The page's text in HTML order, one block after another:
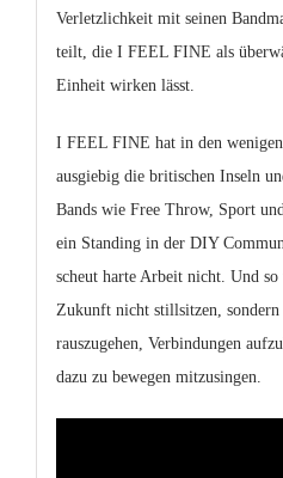
Verletzlichkeit mit seinen
teilt, die I FEEL FINE als
Einheit wirken lässt.
I FEEL FINE hat in den
ausgiebig die britischen Inseln
Bands wie Free Throw, Sport
ein Standing in der DIY
scheut harte Arbeit nicht. Und
Zukunft nicht stillsitzen,
rauszugehen, Verbindungen
dazu zu bewegen mitzusingen.